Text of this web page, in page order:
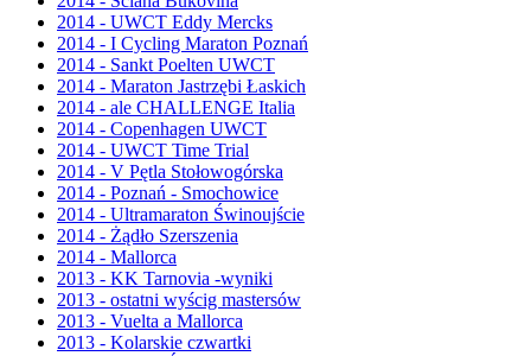
2014 - UWCT Eddy Mercks
2014 - I Cycling Maraton Poznań
2014 - Sankt Poelten UWCT
2014 - Maraton Jastrzębi Łaskich
2014 - ale CHALLENGE Italia
2014 - Copenhagen UWCT
2014 - UWCT Time Trial
2014 - V Pętla Stołowogórska
2014 - Poznań - Smochowice
2014 - Ultramaraton Świnoujście
2014 - Żądło Szerszenia
2014 - Mallorca
2013 - KK Tarnovia -wyniki
2013 - ostatni wyścig mastersów
2013 - Vuelta a Mallorca
2013 - Kolarskie czwartki